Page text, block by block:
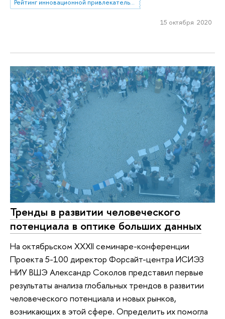
Рейтинг инновационной привлекательности мировых городов
15 октября 2020
Тренды в развитии человеческого
потенциала в оптике больших данных
На октябрьском XXXII семинаре-конференции
Проекта 5-100 директор Форсайт-центра ИСИЭЗ
НИУ ВШЭ Александр Соколов представил первые
результаты анализа глобальных трендов в развитии
человеческого потенциала и новых рынков,
возникающих в этой сфере. Определить их помогла